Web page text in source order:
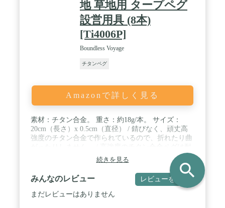
地 草地用 タープペグ
設営用具 (8本)
[Ti4006P]
Boundless Voyage
チタンペグ
Amazonで詳しく見る
素材：チタン合金。 重さ：約18g/本。 サイズ：
20cm（長さ）x 0.5cm（直径） / 錆びなく、頑丈高
強度のチタン合金で作られているので、折れたり曲
腐食性、耐久性に優れています。柔らかい土、硬い
土に関わらず、スムーズに釘を挿し込むことが可能
です。 / テント固定がしっかりして、軽くて持ち運
びが便利なテント専用のペグ キャンプ設営用具。 /
山地キャンプ場は草地・硬い地面ですからキャンプ
続きを見る
みんなのレビュー レビューを書く
まだレビューはありません
search